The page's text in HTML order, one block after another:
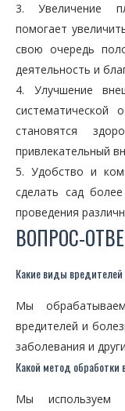
3. Увеличение
помогает
свою очередь
деятельность и
4. Улучшение
систематической
становятся
привлекательный
5. Удобство и
сделать сад
проведения
ВОПРОС-
Какие виды
Мы
вредителей и
заболевания и
Какой метод обработки
Мы используем